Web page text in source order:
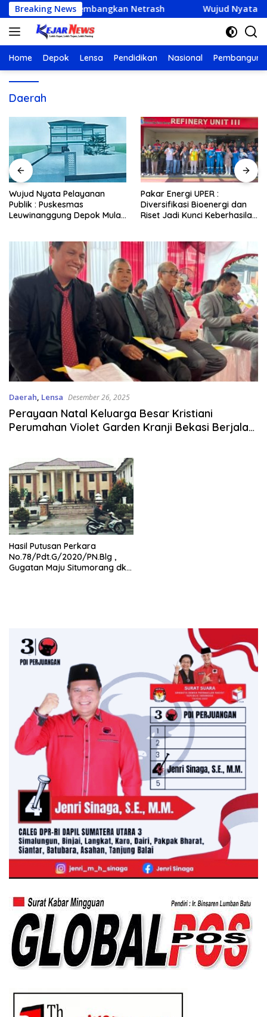
Langsung
ke
konten
Breaking News
UPER Kembangkan Netrash Wujud Nyata
Home Depok Lensa Pendidikan Nasional
Daerah
Wujud Nyata Pelayanan
Publik : Puskesmas
Leuwinanggung Depok Mulai
Pakar Energi UPER :
Diversifikasi Bioenergi dan
Riset Jadi Kunci Keberhasilan
Daerah, Lensa Desember 26, 2025
Perayaan Natal Keluarga Besar Kristiani
Perumahan Violet Garden Kranji Bekasi Berjalan
Hasil Putusan Perkara
No.78/Pdt.G/2020/PN.Blg ,
Gugatan Maju Situmorang dkk